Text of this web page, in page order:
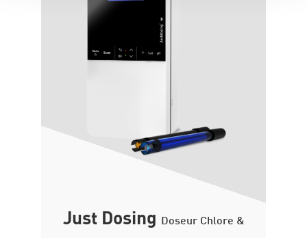
Just Dosing Doseur Chlore &